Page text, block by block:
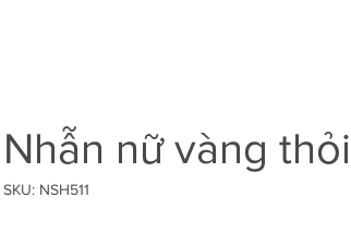
Nhẫn nữ vàng thỏi
SKU: NSH511